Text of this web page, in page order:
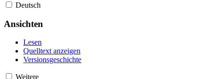
Deutsch
Ansichten
Lesen
Quelltext anzeigen
Versionsgeschichte
Weitere